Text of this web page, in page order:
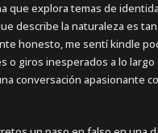
que explora temas de
describe la naturaleza es
honesto, me sentí kindle
o giros inesperados a lo largo
conversación apasionante